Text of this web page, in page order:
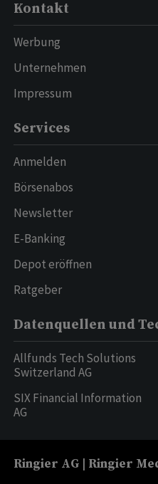
Kontakt
Werbung
Unternehmen
Impressum
Services
Anmelden
Börsenabos
Newsletter
E-Banking
Depot eröffnen
Ratgeber
Datenquellen und
Allfunds Tech Solutions
Switzerland AG
SIX Financial Information
AG
Ringier AG | Ringier